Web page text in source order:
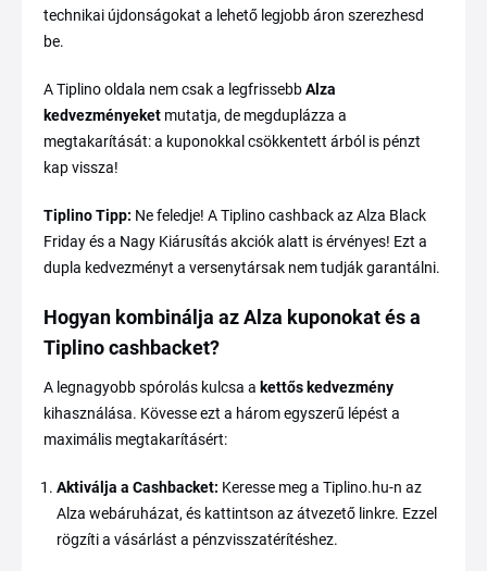
technikai újdonságokat a lehető legjobb áron szerezhesd
be.
A Tiplino oldala nem csak a legfrissebbAlza
kedvezményeket mutatja, de megduplázza a
megtakarítását: a kuponokkal csökkentett árból is pénzt
kap vissza!
Tiplino Tipp: Ne feledje! A Tiplino cashback az Alza Black
Friday és a Nagy Kiárusítás akciók alatt is érvényes! Ezt a
dupla kedvezményt a versenytársak nem tudják garantálni.
Hogyan kombinálja az Alza kuponokat és a
Tiplino cashbacket?
A legnagyobb spórolás kulcsa a kettős kedvezmény
kihasználása. Kövesse ezt a három egyszerű lépést a
maximális megtakarításért:
Aktiválja a Cashbacket: Keresse meg a Tiplino.hu-n az
Alza webáruházat, és kattintson az átvezető linkre. Ezzel
rögzíti a vásárlást a pénzvisszatérítéshez.